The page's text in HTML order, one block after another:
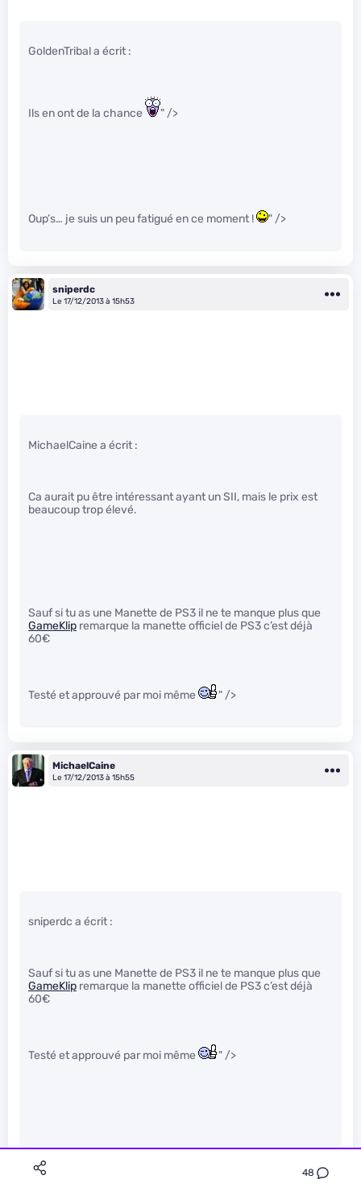
48
GoldenTribal a écrit :
Ils en ont de la chance " />
Oup’s… je suis un peu fatigué en ce moment ! " />
sniperdc
Le 17/12/2013 à 15h53
MichaelCaine a écrit :
Ca aurait pu être intéressant ayant un SII, mais le prix est
beaucoup trop élevé.
Sauf si tu as une Manette de PS3 il ne te manque plus que
GameKlip remarque la manette officiel de PS3 c’est déjà
60€
Testé et approuvé par moi même " />
MichaelCaine
Le 17/12/2013 à 15h55
sniperdc a écrit :
Sauf si tu as une Manette de PS3 il ne te manque plus que
GameKlip remarque la manette officiel de PS3 c’est déjà
60€
Testé et approuvé par moi même " />
Sur SII? Ah mais tu m’interesses grandement. Je pensais
avoir vu que mon terminal était incompatble mais j’ai du me